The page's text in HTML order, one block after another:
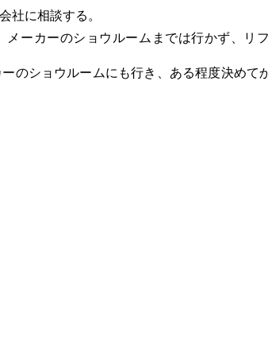
社に相談する。
メーカーのショウルームまでは行かず、リ
のショウルームにも行き、ある程度決めて